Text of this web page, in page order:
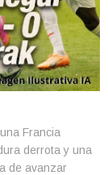
Francia
derrota y una
de avanzar